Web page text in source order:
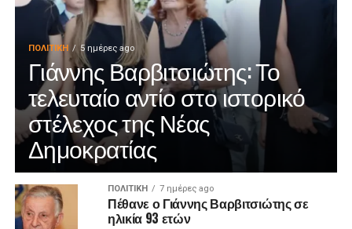
ΠΟΛΙΤΙΚΉ 5 ημέρες ago
Γιάννης Βαρβιτσιώτης: Το
τελευταίο αντίο στο ιστορικό
στέλεχος της Νέας
Δημοκρατίας
ΠΟΛΙΤΙΚΉ 7 ημέρες ago
Πέθανε ο Γιάννης Βαρβιτσιώτης σε
ηλικία 93 ετών